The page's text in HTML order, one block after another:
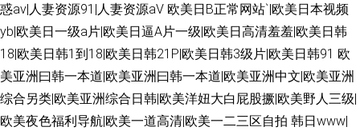
惑av|人妻资源91|人妻资源aV 欧美日B正常网站`|欧美日本视频
yb|欧美日一级a片|欧美日逼A片一级|欧美日高清羞羞|欧美日韩
18|欧美日韩1到18|欧美日韩21P|欧美日韩3级片|欧美日韩91 欧
美亚洲曰韩一本道|欧美亚洲曰韩一本道|欧美亚洲中文|欧美亚洲
综合另类|欧美亚洲综合日韩|欧美洋妞大白屁股撅|欧美野人三级|
欧美夜色福利导航|欧美一道高清|欧美一二三区自拍 韩日www|